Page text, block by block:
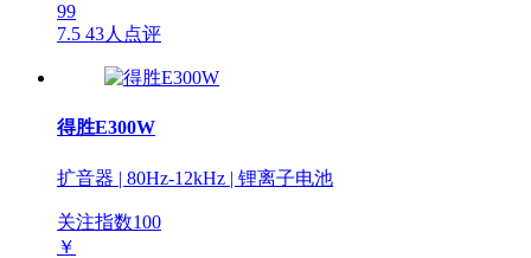
99
7.5 43人点评
得胜E300W
扩音器 | 80Hz-12kHz | 锂离子电池
关注指数100
￥